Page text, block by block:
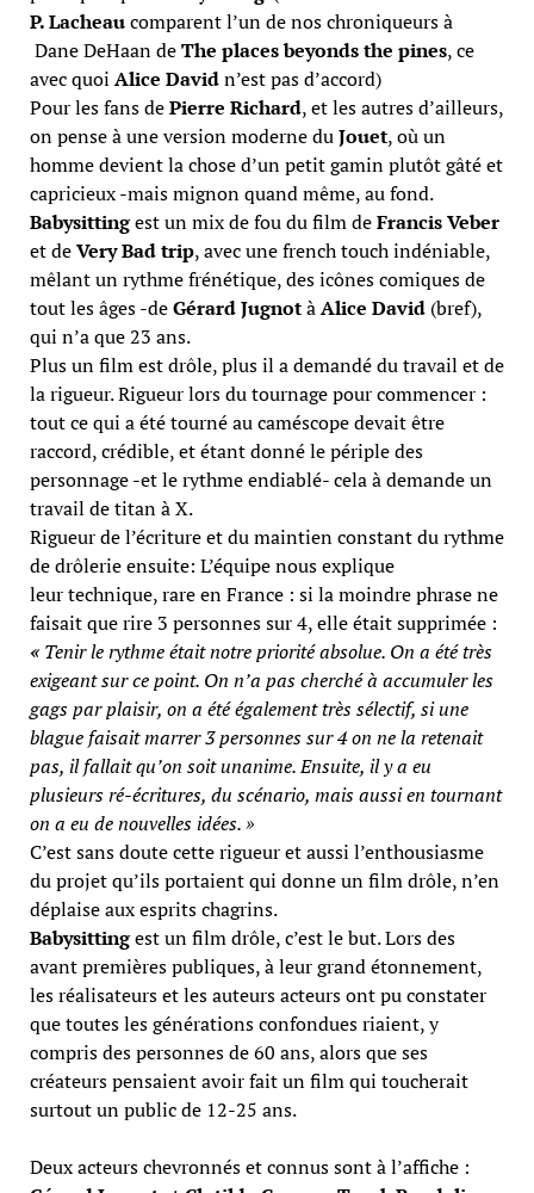
P. Lacheaucomparent l’un de nos chroniqueurs à
Dane DeHaan deThe places beyonds the pines, ce
avec quoi Alice Davidn’est pas d’accord)
Pour les fans dePierre Richard, et les autres d’ailleurs,
on pense à une version moderne duJouet, où un
homme devient la chose d’un petit gamin plutôt gâté et
capricieux -mais mignon quand même, au fond.
Babysittingest un mix de fou du film deFrancis Veber
et deVery Bad trip, avec une french touch indéniable,
mêlant un rythme frénétique, des icônes comiques de
tout les âges -deGérard JugnotàAlice David(bref),
qui n’a que 23 ans.
Plus un film est drôle, plus il a demandé du travail et de
la rigueur. Rigueur lors du tournage pour commencer :
tout ce qui a été tourné au caméscope devait être
raccord, crédible, et étant donné le périple des
personnage -et le rythme endiablé- cela à demande un
travail de titan à X.
Rigueur de l’écriture et du maintien constant du rythme
de drôlerie ensuite: L’équipe nous explique
leur technique, rare en France : si la moindre phrase ne
faisait que rire 3 personnes sur 4, elle était supprimée :
« Tenir le rythme était notre priorité absolue. On a été très
exigeant sur ce point. On n’a pas cherché à accumuler les
gags par plaisir, on a été également très sélectif, si une
blague faisait marrer 3 personnes sur 4 on ne la retenait
pas, il fallait qu’on soit unanime. Ensuite, il y a eu
plusieurs ré-écritures, du scénario, mais aussi en tournant
on a eu de nouvelles idées. »
C’est sans doute cette rigueur et aussi l’enthousiasme
du projet qu’ils portaient qui donne un film drôle, n’en
déplaise aux esprits chagrins.
Babysittingest un film drôle, c’est le but. Lors des
avant premières publiques, à leur grand étonnement,
les réalisateurs et les auteurs acteurs ont pu constater
que toutes les générations confondues riaient, y
compris des personnes de 60 ans, alors que ses
créateurs pensaient avoir fait un film qui toucherait
surtout un public de 12-25 ans.
Deux acteurs chevronnés et connus sont à l’affiche :